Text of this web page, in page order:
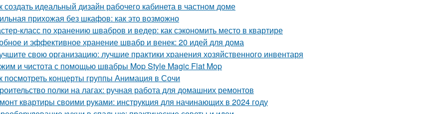
создать идеальный дизайн рабочего кабинета в частном доме
прихожая без шкафов: как это возможно
класс по хранению швабров и ведер: как сэкономить место в квартире
и эффективное хранение швабр и венек: 20 идей для дома
свою организацию: лучшие практики хранения хозяйственного инвентаря
и чистота с помощью швабры Mop Style Magic Flat Mop
посмотреть концерты группы Анимация в Сочи
полки на лагах: ручная работа для домашних ремонтов
квартиры своими руками: инструкция для начинающих в 2024 году